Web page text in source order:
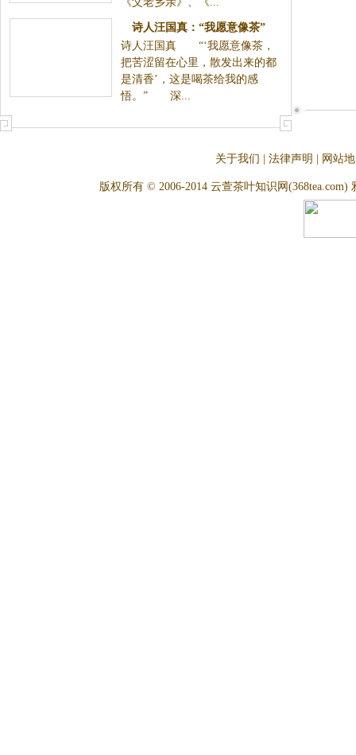
诗人汪国真：“我愿意像茶”
诗人汪国真 “‘我愿意像茶，
把苦涩留在心里，散发出来的都
是清香’，这是喝茶给我的感
悟。” 深...
关于我们 法律声明 网站
版权所有 © 2006-2014 云萱茶叶知识网